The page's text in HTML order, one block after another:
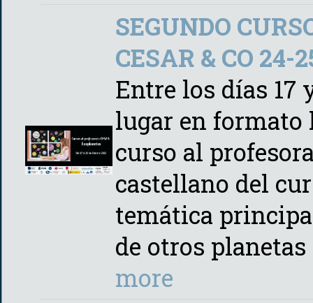
SEGUNDO
CESAR & CO 24-
Entre los días 17
lugar en formato
curso al
castellano del
temática
de otros
more